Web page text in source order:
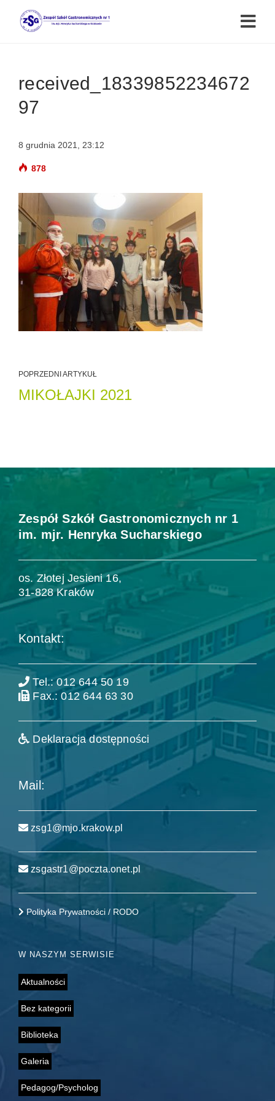
received_18339852234672
97
8 grudnia 2021, 23:12
878
POPRZEDNI ARTYKUŁ
MIKOŁAJKI 2021
Zespół Szkół Gastronomicznych nr 1
im. mjr. Henryka Sucharskiego
os. Złotej Jesieni 16,
31-828 Kraków
Kontakt:
Tel.: 012 644 50 19
Fax.: 012 644 63 30
Deklaracja dostępności
Mail:
zsg1@mjo.krakow.pl
zsgastr1@poczta.onet.pl
Polityka Prywatności / RODO
W NASZYM SERWISIE
Aktualności
Bez kategorii
Biblioteka
Galeria
Pedagog/Psycholog